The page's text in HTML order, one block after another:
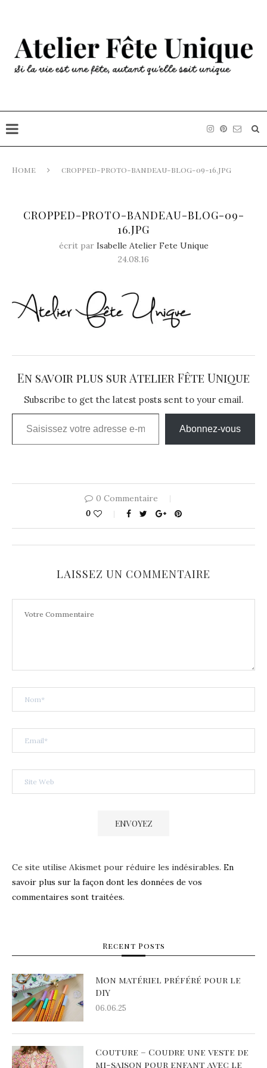
Home cropped-proto-bandeau-blog-09-16.jpg
CROPPED-PROTO-BANDEAU-BLOG-09-
16.JPG
écrit par Isabelle Atelier Fete Unique
24.08.16
En savoir plus sur Atelier Fête Unique
Subscribe to get the latest posts sent to your email.
Saisissez votre adresse e-mail…
Abonnez-vous
0 Commentaire
0
LAISSEZ UN COMMENTAIRE
Ce site utilise Akismet pour réduire les indésirables. En
savoir plus sur la façon dont les données de vos
commentaires sont traitées.
Recent Posts
Mon matériel préféré pour le
DIY
06.06.25
Couture – Coudre une veste de
mi-saison pour enfant avec le